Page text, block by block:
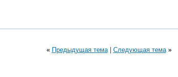
« Предыдущая тема| Следующая тема »